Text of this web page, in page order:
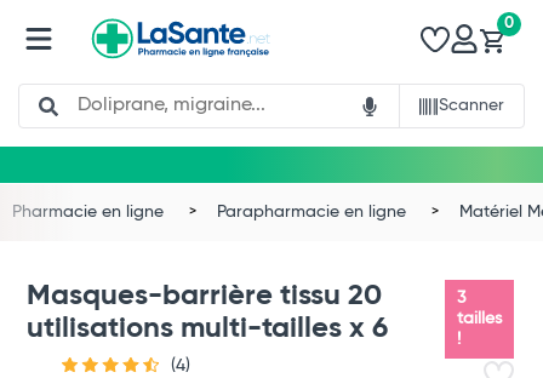
Search
Scanner
0
Pharmacie en ligne Parapharmacie en ligne Matériel
3
tailles
!
Masques-barrière tissu 20
utilisations multi-tailles x 6
(4)